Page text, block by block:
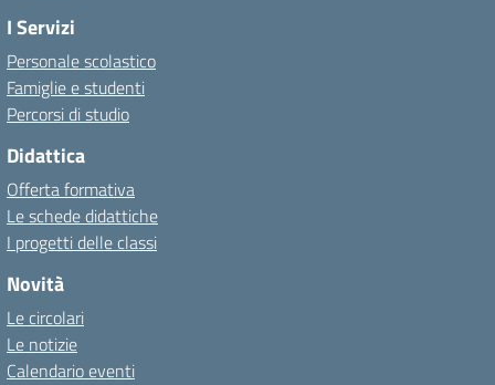
I Servizi
Personale scolastico
Famiglie e studenti
Percorsi di studio
Didattica
Offerta formativa
Le schede didattiche
I progetti delle classi
Novità
Le circolari
Le notizie
Calendario eventi